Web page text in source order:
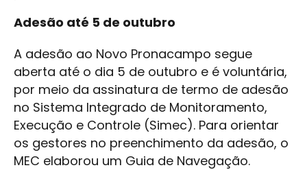
Adesão até 5 de outubro
A adesão ao Novo Pronacampo segue
aberta até o dia 5 de outubro e é voluntária,
por meio da assinatura de termo de adesão
no Sistema Integrado de Monitoramento,
Execução e Controle (Simec). Para orientar
os gestores no preenchimento da adesão, o
MEC elaborou um Guia de Navegação.